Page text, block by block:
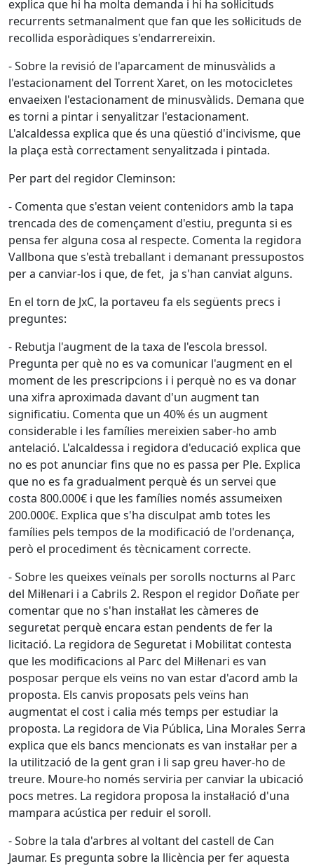
explica que hi ha molta demanda i hi ha sol·licituds
recurrents setmanalment que fan que les sol·licituds de
recollida esporàdiques s'endarrereixin.
- Sobre la revisió de l'aparcament de minusvàlids a
l'estacionament del Torrent Xaret, on les motocicletes
envaeixen l'estacionament de minusvàlids. Demana que
es torni a pintar i senyalitzar l'estacionament.
L'alcaldessa explica que és una qüestió d'incivisme, que
la plaça està correctament senyalitzada i pintada.
Per part del regidor Cleminson:
- Comenta que s'estan veient contenidors amb la tapa
trencada des de començament d'estiu, pregunta si es
pensa fer alguna cosa al respecte. Comenta la regidora
Vallbona que s'està treballant i demanant pressupostos
per a canviar-los i que, de fet, ja s'han canviat alguns.
En el torn de JxC, la portaveu fa els següents precs i
preguntes:
- Rebutja l'augment de la taxa de l'escola bressol.
Pregunta per què no es va comunicar l'augment en el
moment de les prescripcions i i perquè no es va donar
una xifra aproximada davant d'un augment tan
significatiu. Comenta que un 40% és un augment
considerable i les famílies mereixien saber-ho amb
antelació. L'alcaldessa i regidora d'educació explica que
no es pot anunciar fins que no es passa per Ple. Explica
que no es fa gradualment perquè és un servei que
costa 800.000€ i que les famílies només assumeixen
200.000€. Explica que s'ha disculpat amb totes les
famílies pels tempos de la modificació de l'ordenança,
però el procediment és tècnicament correcte.
- Sobre les queixes veïnals per sorolls nocturns al Parc
del Mil·lenari i a Cabrils 2. Respon el regidor Doñate per
comentar que no s'han instal·lat les càmeres de
seguretat perquè encara estan pendents de fer la
licitació. La regidora de Seguretat i Mobilitat contesta
que les modificacions al Parc del Mil·lenari es van
posposar perque els veïns no van estar d'acord amb la
proposta. Els canvis proposats pels veïns han
augmentat el cost i calia més temps per estudiar la
proposta. La regidora de Via Pública, Lina Morales Serra
explica que els bancs mencionats es van instal·lar per a
la utilització de la gent gran i li sap greu haver-ho de
treure. Moure-ho només serviria per canviar la ubicació
pocs metres. La regidora proposa la instal·lació d'una
mampara acústica per reduir el soroll.
- Sobre la tala d'arbres al voltant del castell de Can
Jaumar. Es pregunta sobre la llicència per fer aquesta